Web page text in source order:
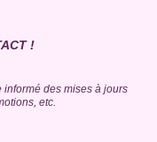
!
informé des mises à jours
etc.